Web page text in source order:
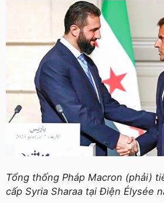
Tổng thống Pháp Macron (phải)
cấp Syria Sharaa tại Điện Élysée